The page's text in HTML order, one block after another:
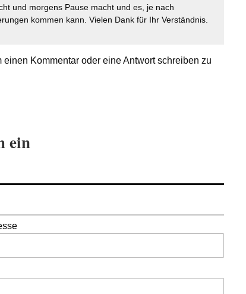
und morgens Pause macht und es, je nach
kommen kann. Vielen Dank für Ihr Verständnis.
Kommentar oder eine Antwort schreiben zu
ein